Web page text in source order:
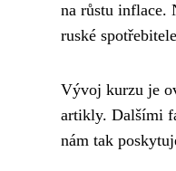
na růstu inflace.
ruské
Vývoj kurzu je
artikly. Dalšími
nám tak